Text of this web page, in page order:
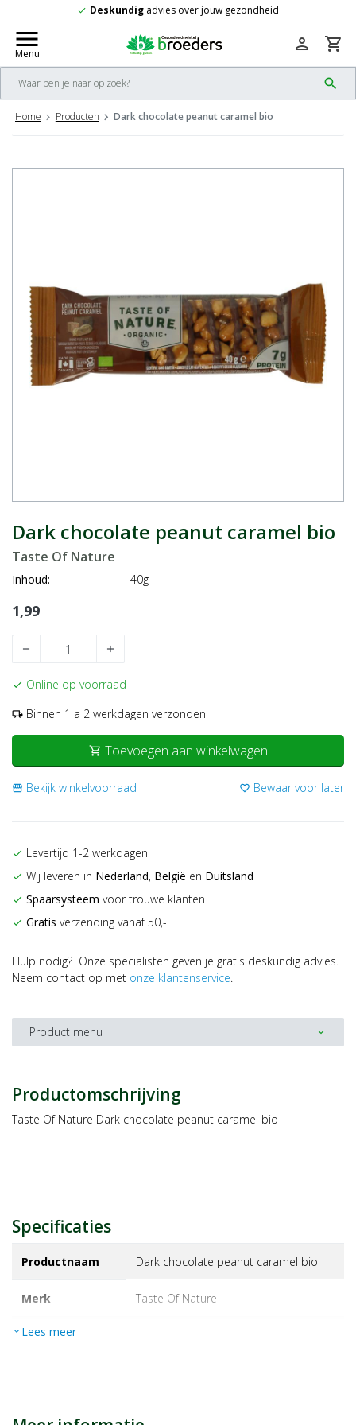
over jouw gezondheid check
menu
Menu
search
person shopping_cart
Home Producten Dark chocolate peanut caramel bio
Dark chocolate peanut caramel bio
Taste Of Nature
Inhoud: 40g
1,99
remove add
check Online op voorraad
local_shipping Binnen 1 a 2 werkdagen verzonden
shopping_cart Toevoegen aan winkelwagen
storefront Bekijk winkelvoorraad favorite_border Bewaar voor later
check Levertijd 1-2 werkdagen
check Wij leveren in Nederland, België en Duitsland
check Spaarsysteem voor trouwe klanten
check Gratis verzending vanaf 50,-
Hulp nodig? Onze specialisten geven je gratis deskundig advies.
Neem contact op met onze klantenservice.
Product menu expand_more
Productomschrijving
Taste Of Nature Dark chocolate peanut caramel bio
Specificaties
Productnaam Dark chocolate peanut caramel bio
Merk taste of nature
EAN
expand_more Lees meer